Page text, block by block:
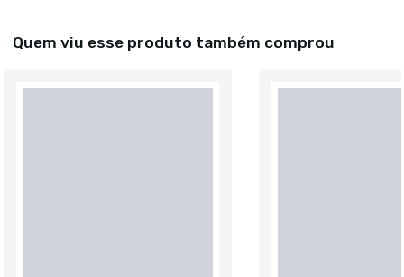
Quem viu esse produto também comprou